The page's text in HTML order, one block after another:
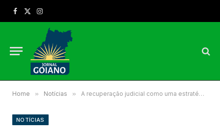
Facebook
X
Instagram
Home » Notícias » A recuperação judicial como uma estratégia de gestão: Veja como o processo pode entrar no seu planejamento
NOTÍCIAS